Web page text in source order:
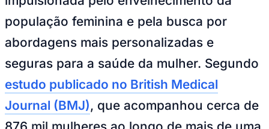
Goiás
abordagens mais personalizadas e
seguras para a saúde da mulher. Segundo
estudo publicado no British Medical
Journal (BMJ), que acompanhou cerca de
876 mil mulheres ao longo de mais de uma
década, a reposição hormonal não esteve